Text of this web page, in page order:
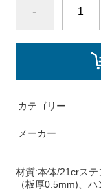
-
カテゴリー
メーカー
材質:本体/21crス
（板厚0.5mm)、